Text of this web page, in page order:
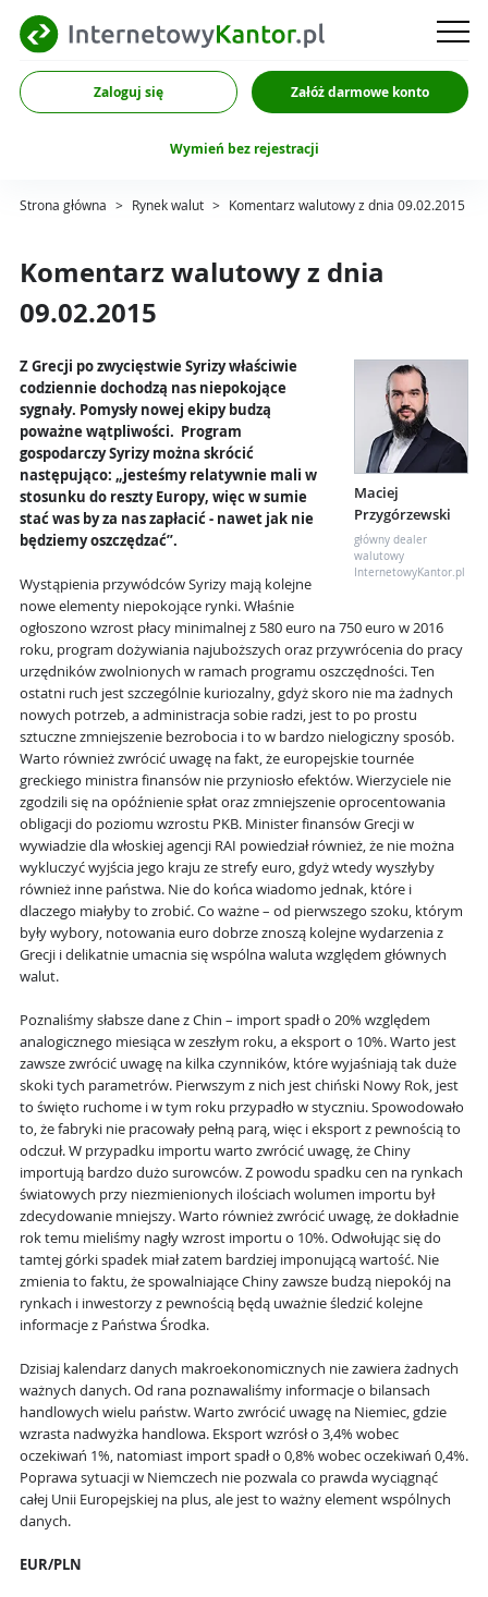
Zaloguj się Załóż darmowe konto
Wymień bez rejestracji
Strona główna > Rynek walut > Komentarz walutowy z dnia 09.02.2015
Komentarz walutowy z dnia
09.02.2015
Maciej
Przygórzewski
główny dealer
walutowy
InternetowyKantor.pl
Z Grecji po zwycięstwie Syrizy właściwie
codziennie dochodzą nas niepokojące
sygnały. Pomysły nowej ekipy budzą
poważne wątpliwości. Program
gospodarczy Syrizy można skrócić
następująco: „jesteśmy relatywnie mali w
stosunku do reszty Europy, więc w sumie
stać was by za nas zapłacić - nawet jak nie
będziemy oszczędzać”.
Wystąpienia przywódców Syrizy mają kolejne
nowe elementy niepokojące rynki. Właśnie
ogłoszono wzrost płacy minimalnej z 580 euro na 750 euro w 2016
roku, program dożywiania najuboższych oraz przywrócenia do pracy
urzędników zwolnionych w ramach programu oszczędności. Ten
ostatni ruch jest szczególnie kuriozalny, gdyż skoro nie ma żadnych
nowych potrzeb, a administracja sobie radzi, jest to po prostu
sztuczne zmniejszenie bezrobocia i to w bardzo nielogiczny sposób.
Warto również zwrócić uwagę na fakt, że europejskie tournée
greckiego ministra finansów nie przyniosło efektów. Wierzyciele nie
zgodzili się na opóźnienie spłat oraz zmniejszenie oprocentowania
obligacji do poziomu wzrostu PKB. Minister finansów Grecji w
wywiadzie dla włoskiej agencji RAI powiedział również, że nie można
wykluczyć wyjścia jego kraju ze strefy euro, gdyż wtedy wyszłyby
również inne państwa. Nie do końca wiadomo jednak, które i
dlaczego miałyby to zrobić. Co ważne – od pierwszego szoku, którym
były wybory, notowania euro dobrze znoszą kolejne wydarzenia z
Grecji i delikatnie umacnia się wspólna waluta względem głównych
walut.
Poznaliśmy słabsze dane z Chin – import spadł o 20% względem
analogicznego miesiąca w zeszłym roku, a eksport o 10%. Warto jest
zawsze zwrócić uwagę na kilka czynników, które wyjaśniają tak duże
skoki tych parametrów. Pierwszym z nich jest chiński Nowy Rok, jest
to święto ruchome i w tym roku przypadło w styczniu. Spowodowało
to, że fabryki nie pracowały pełną parą, więc i eksport z pewnością to
odczuł. W przypadku importu warto zwrócić uwagę, że Chiny
importują bardzo dużo surowców. Z powodu spadku cen na rynkach
światowych przy niezmienionych ilościach wolumen importu był
zdecydowanie mniejszy. Warto również zwrócić uwagę, że dokładnie
rok temu mieliśmy nagły wzrost importu o 10%. Odwołując się do
tamtej górki spadek miał zatem bardziej imponującą wartość. Nie
zmienia to faktu, że spowalniające Chiny zawsze budzą niepokój na
rynkach i inwestorzy z pewnością będą uważnie śledzić kolejne
informacje z Państwa Środka.
Dzisiaj kalendarz danych makroekonomicznych nie zawiera żadnych
ważnych danych. Od rana poznawaliśmy informacje o bilansach
handlowych wielu państw. Warto zwrócić uwagę na Niemiec, gdzie
wzrasta nadwyżka handlowa. Eksport wzrósł o 3,4% wobec
oczekiwań 1%, natomiast import spadł o 0,8% wobec oczekiwań 0,4%.
Poprawa sytuacji w Niemczech nie pozwala co prawda wyciągnąć
całej Unii Europejskiej na plus, ale jest to ważny element wspólnych
danych.
EUR/PLN